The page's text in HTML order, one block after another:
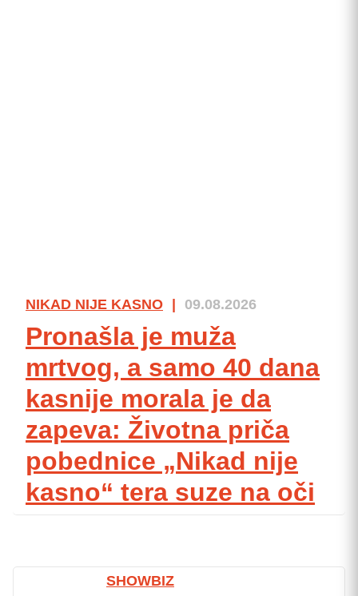
NIKAD NIJE KASNO | 09.08.2026
Pronašla je muža
mrtvog, a samo 40 dana
kasnije morala je da
zapeva: Životna priča
pobednice „Nikad nije
kasno“ tera suze na oči
SHOWBIZ